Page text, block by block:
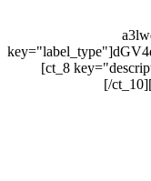
[ct_8
[/